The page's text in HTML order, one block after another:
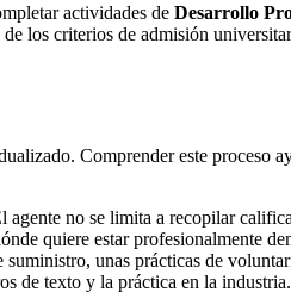
actividades de Desarrollo
los criterios de admisión
Comprender este proceso
agente no se limita a recopilar
quiere estar profesionalmente
unas prácticas de
de texto y la práctica en la industria.